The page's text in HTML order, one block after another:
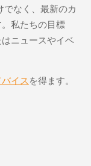
でなく、最新のカ
私たちの目標
ニュースやイベ
イス を得ます。